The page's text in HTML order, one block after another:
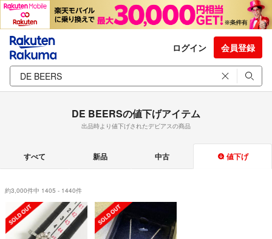
ログイン 会員登録
DE BEERSの値下げアイテム
出品時より値下げされたデビアスの商品
すべて 新品 中古 値下げ
約3,000件中 1405 - 1440件